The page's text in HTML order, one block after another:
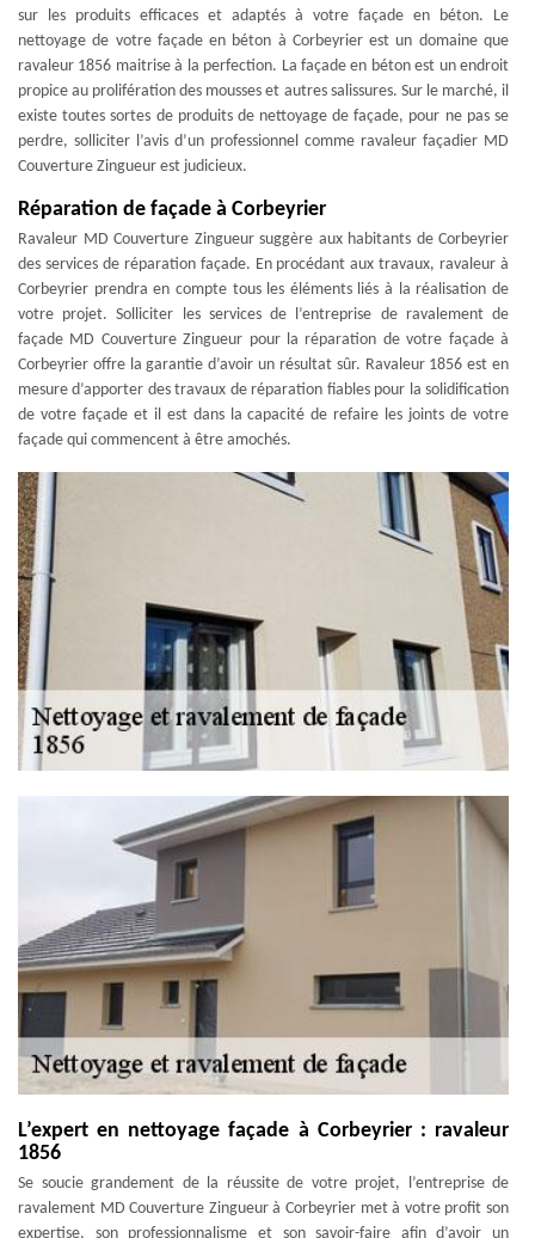
sur les produits efficaces et adaptés à votre façade en béton. Le
nettoyage de votre façade en béton à Corbeyrier est un domaine que
ravaleur 1856 maitrise à la perfection. La façade en béton est un endroit
propice au prolifération des mousses et autres salissures. Sur le marché, il
existe toutes sortes de produits de nettoyage de façade, pour ne pas se
perdre, solliciter l’avis d’un professionnel comme ravaleur façadier MD
Couverture Zingueur est judicieux.
Réparation de façade à Corbeyrier
Ravaleur MD Couverture Zingueur suggère aux habitants de Corbeyrier
des services de réparation façade. En procédant aux travaux, ravaleur à
Corbeyrier prendra en compte tous les éléments liés à la réalisation de
votre projet. Solliciter les services de l’entreprise de ravalement de
façade MD Couverture Zingueur pour la réparation de votre façade à
Corbeyrier offre la garantie d’avoir un résultat sûr. Ravaleur 1856 est en
mesure d’apporter des travaux de réparation fiables pour la solidification
de votre façade et il est dans la capacité de refaire les joints de votre
façade qui commencent à être amochés.
L’expert en nettoyage façade à Corbeyrier : ravaleur
1856
Se soucie grandement de la réussite de votre projet, l’entreprise de
ravalement MD Couverture Zingueur à Corbeyrier met à votre profit son
expertise, son professionnalisme et son savoir-faire afin d’avoir un